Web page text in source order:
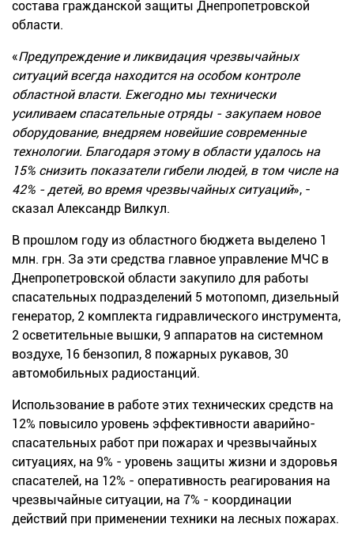
состава гражданской защиты Днепропетровской
области.
«Предупреждение и ликвидация чрезвычайных
ситуаций всегда находится на особом контроле
областной власти. Ежегодно мы технически
усиливаем спасательные отряды - закупаем новое
оборудование, внедряем новейшие современные
технологии. Благодаря этому в области удалось на
15% снизить показатели гибели людей, в том числе на
42% - детей, во время чрезвычайных ситуаций», -
сказал Александр Вилкул.
В прошлом году из областного бюджета выделено 1
млн. грн. За эти средства главное управление МЧС в
Днепропетровской области закупило для работы
спасательных подразделений 5 мотопомп, дизельный
генератор, 2 комплекта гидравлического инструмента,
2 осветительные вышки, 9 аппаратов на системном
воздухе, 16 бензопил, 8 пожарных рукавов, 30
автомобильных радиостанций.
Использование в работе этих технических средств на
12% повысило уровень эффективности аварийно-
спасательных работ при пожарах и чрезвычайных
ситуациях, на 9% - уровень защиты жизни и здоровья
спасателей, на 12% - оперативность реагирования на
чрезвычайные ситуации, на 7% - координации
действий при применении техники на лесных пожарах.